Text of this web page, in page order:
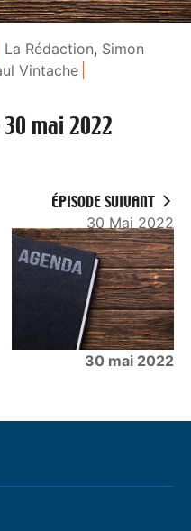
La Rédaction, Simon
Vintache
30 mai 2022
ÉPISODE SUIVANT
30 Mai 2022
30 mai 2022